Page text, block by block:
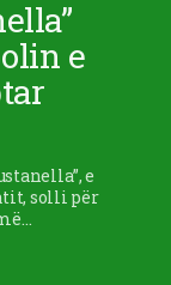
e
e
solli për